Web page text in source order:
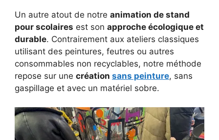
Un autre atout de notre animation de stand
pour scolaires est son approche écologique et
durable. Contrairement aux ateliers classiques
utilisant des peintures, feutres ou autres
consommables non recyclables, notre méthode
repose sur une création sans peinture, sans
gaspillage et avec un matériel sobre.